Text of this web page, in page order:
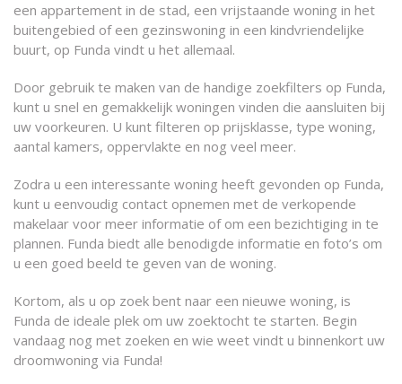
een appartement in de stad, een vrijstaande woning in het
buitengebied of een gezinswoning in een kindvriendelijke
buurt, op Funda vindt u het allemaal.
Door gebruik te maken van de handige zoekfilters op Funda,
kunt u snel en gemakkelijk woningen vinden die aansluiten bij
uw voorkeuren. U kunt filteren op prijsklasse, type woning,
aantal kamers, oppervlakte en nog veel meer.
Zodra u een interessante woning heeft gevonden op Funda,
kunt u eenvoudig contact opnemen met de verkopende
makelaar voor meer informatie of om een bezichtiging in te
plannen. Funda biedt alle benodigde informatie en foto’s om
u een goed beeld te geven van de woning.
Kortom, als u op zoek bent naar een nieuwe woning, is
Funda de ideale plek om uw zoektocht te starten. Begin
vandaag nog met zoeken en wie weet vindt u binnenkort uw
droomwoning via Funda!